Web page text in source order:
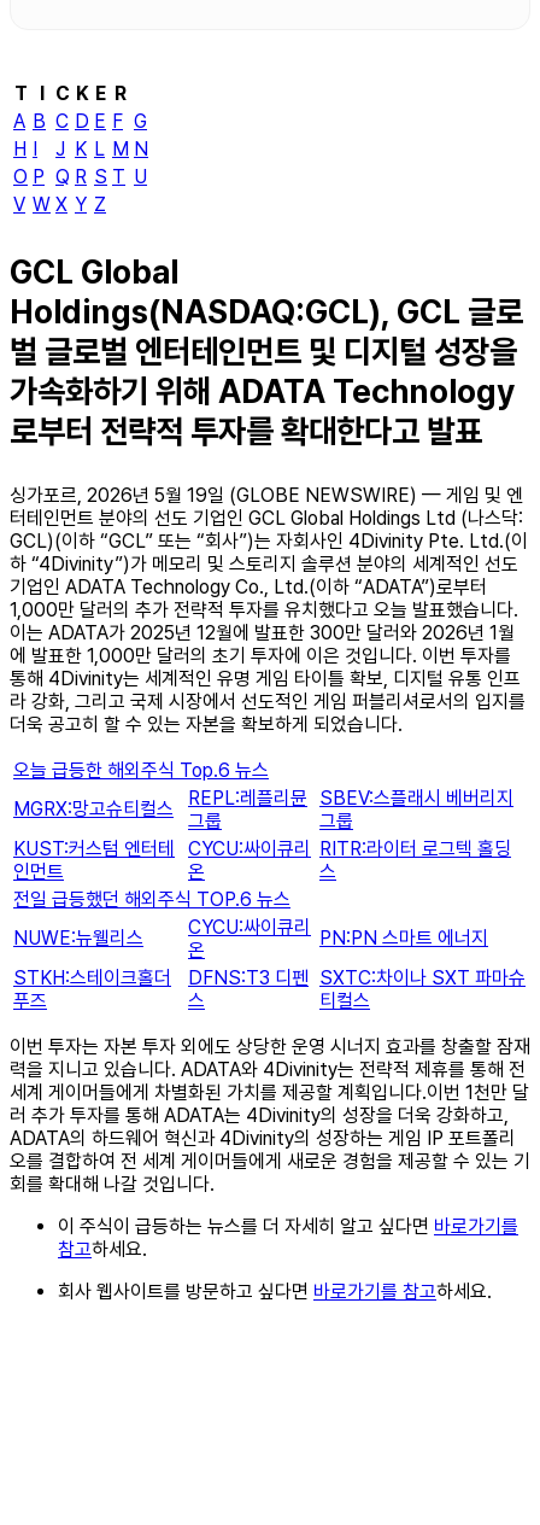
T C K E R
A B C D E F G
H
J K L M N
O P Q R S T U
V W X Y Z
GCL Global
Holdings(NASDAQ:GCL), GCL 글로
벌 글로벌 엔터테인먼트 및 디지털 성장을
가속화하기 위해 ADATA Technology
로부터 전략적 투자를 확대한다고 발표
싱가포르, 2026년 5월 19일 (GLOBE NEWSWIRE) — 게임 및 엔
터테인먼트 분야의 선도 기업인 GCL Global Holdings Ltd (나스닥:
GCL)(이하 “GCL” 또는 “회사”)는 자회사인 4Divinity Pte. Ltd.(이
하 “4Divinity”)가 메모리 및 스토리지 솔루션 분야의 세계적인 선도
기업인 ADATA Technology Co., Ltd.(이하 “ADATA”)로부터
1,000만 달러의 추가 전략적 투자를 유치했다고 오늘 발표했습니다.
이는 ADATA가 2025년 12월에 발표한 300만 달러와 2026년 1월
에 발표한 1,000만 달러의 초기 투자에 이은 것입니다. 이번 투자를
통해 4Divinity는 세계적인 유명 게임 타이틀 확보, 디지털 유통 인프
라 강화, 그리고 국제 시장에서 선도적인 게임 퍼블리셔로서의 입지를
더욱 공고히 할 수 있는 자본을 확보하게 되었습니다.
오늘 급등한 해외주식 Top.6 뉴스
MGRX:망고슈티컬스
REPL:레플리뮨
그룹
SBEV:스플래시 베버리지
그룹
KUST:커스텀 엔터테
인먼트
CYCU:싸이큐리
온
RITR:라이터 로그텍 홀딩
스
전일 급등했던 해외주식 TOP.6 뉴스
NUWE:뉴웰리스
CYCU:싸이큐리
온
PN:PN 스마트 에너지
STKH:스테이크홀더
푸즈
DFNS:T3 디펜
스
SXTC:차이나 SXT 파마슈
티컬스
이번 투자는 자본 투자 외에도 상당한 운영 시너지 효과를 창출할 잠재
력을 지니고 있습니다. ADATA와 4Divinity는 전략적 제휴를 통해 전
세계 게이머들에게 차별화된 가치를 제공할 계획입니다.이번 1천만 달
러 추가 투자를 통해 ADATA는 4Divinity의 성장을 더욱 강화하고,
ADATA의 하드웨어 혁신과 4Divinity의 성장하는 게임 IP 포트폴리
오를 결합하여 전 세계 게이머들에게 새로운 경험을 제공할 수 있는 기
회를 확대해 나갈 것입니다.
이 주식이 급등하는 뉴스를 더 자세히 알고 싶다면 바로가기를
참고하세요.
회사 웹사이트를 방문하고 싶다면 바로가기를 참고하세요.